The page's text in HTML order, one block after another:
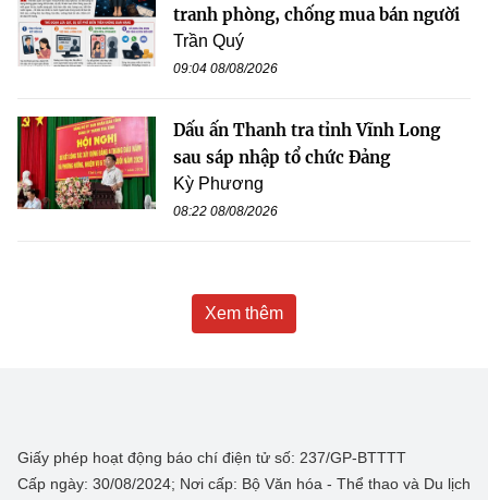
tranh phòng, chống mua bán người
Trần Quý
09:04 08/08/2026
Dấu ấn Thanh tra tỉnh Vĩnh Long
sau sáp nhập tổ chức Đảng
Kỳ Phương
08:22 08/08/2026
Xem thêm
Giấy phép hoạt động báo chí điện tử số: 237/GP-BTTTT
Cấp ngày: 30/08/2024; Nơi cấp: Bộ Văn hóa - Thể thao và Du lịch